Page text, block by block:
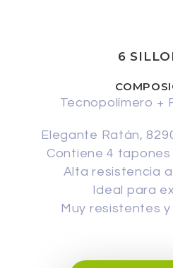
6
Tecnopolímero +
Elegante Ratán,
Contiene 4
Alta resistencia
Ideal para
Muy resistentes